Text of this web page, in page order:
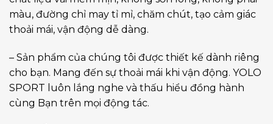
màu, đường chỉ may tỉ mỉ, chăm chút, tạo cảm giác
thoải mái, vận động dễ dàng.
– Sản phẩm của chúng tôi được thiết kế dành riêng
cho bạn. Mang đến sự thoải mái khi vận động. YOLO
SPORT luôn lắng nghe và thấu hiểu đồng hành
cùng Bạn trên mọi động tác.